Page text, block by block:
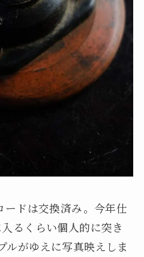
ドは交換済み。今年仕
るくらい個人的に突き
ルがゆえに写真映えしま